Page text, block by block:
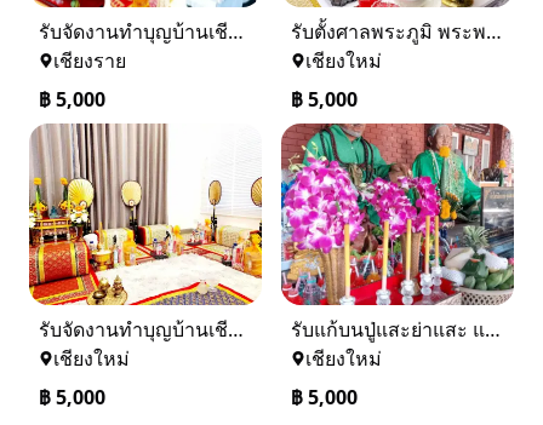
รับจัดงานทำบุญบ้านเชียงราย-เชียงใหม่ 0884158464
เชียงราย
฿5,000
รับตั้งศาลพระภูมิ พระพรหมเชียงใหม่ และทั่วภาคเหนือ 0884158464
เชียงใหม่
฿5,000
รับจัดงานทำบุญบ้านเชียงใหม่-เชียงราย และทั่วภาคเหนือ 0884158464
เชียงใหม่
฿5,000
รับแก้บนปู่แสะย่าแสะ และรับแก้บนทั่วภาคเหนือ 0884158464
เชียงใหม่
฿5,000